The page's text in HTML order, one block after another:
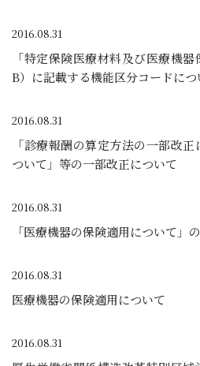
2016.08.31
「特定保険医療材料及び医療機
B）に記載する機能区分コードに
2016.08.31
「診療報酬の算定方法の一部改
ついて」等の一部改正について
2016.08.31
「医療機器の保険適用について」
2016.08.31
医療機器の保険適用について
2016.08.31